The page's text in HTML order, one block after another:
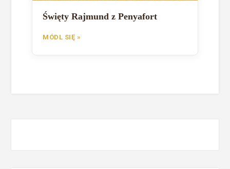
Święty Rajmund z Penyafort
MÓDL SIĘ »